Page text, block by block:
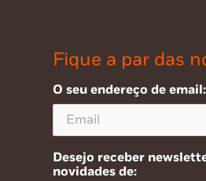
Fique a par das
O seu endereço de email:
Desejo receber
novidades de: